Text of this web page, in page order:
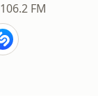
106.2 FM